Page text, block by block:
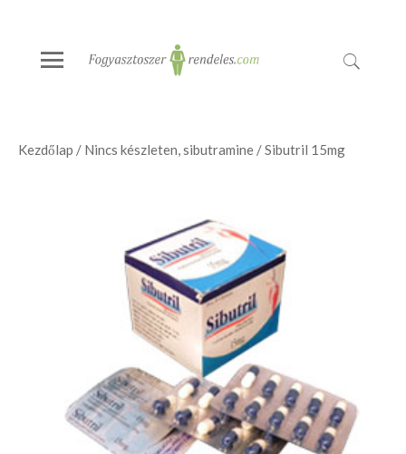
Kezdőlap / Nincs készleten, sibutramine / Sibutril 15mg